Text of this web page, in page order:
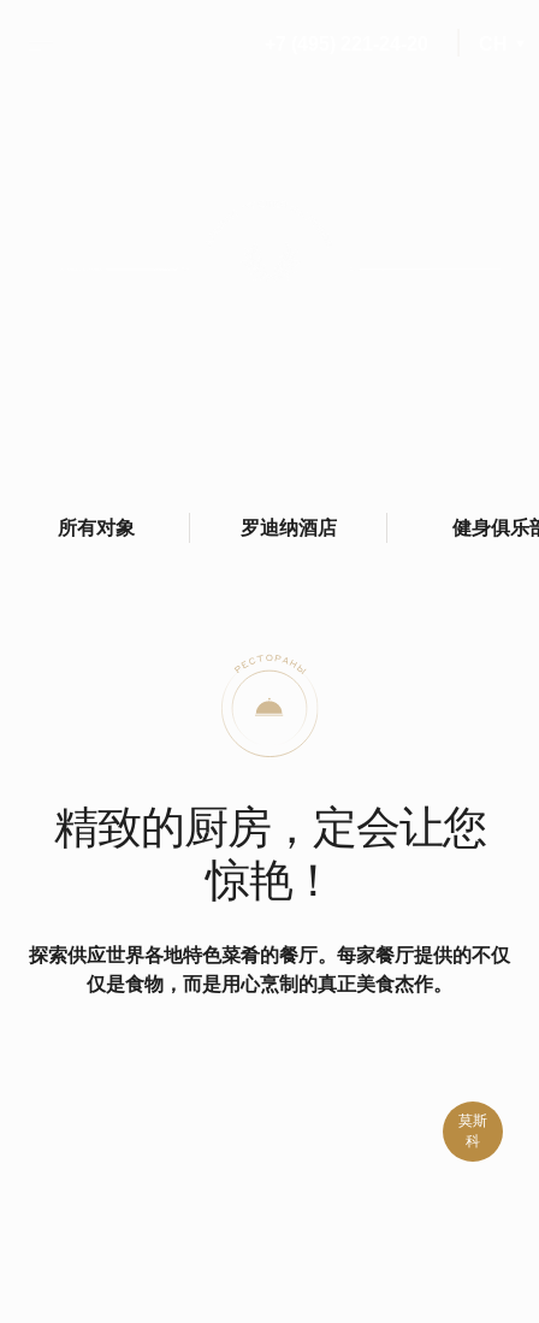
精致的厨房，定会让您
惊艳！
探索供应世界各地特色菜肴的餐厅。每家餐厅提供的不仅
仅是食物，而是用心烹制的真正美食杰作。
莫斯
科